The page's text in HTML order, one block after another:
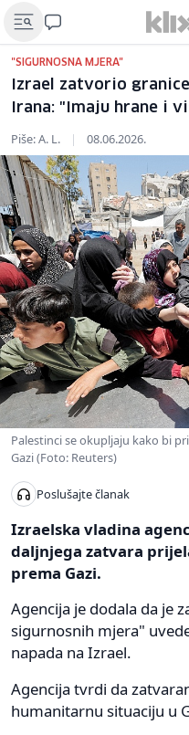
"SIGURNOSNA MJERA"
Izrael zatvorio
Irana: "Imaju hrane i
Piše: A. L. | 08.06.2026.
Palestinci se okupljaju kako bi
Gazi (Foto: Reuters)
Poslušajte članak
Izraelska vladina
daljnjega zatvara
prema Gazi.
Agencija je dodala da je
sigurnosnih mjera"
napada na Izrael.
Agencija tvrdi da
humanitarnu situaciju u